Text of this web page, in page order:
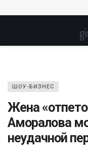
ШОУ-БИЗНЕС
Жена
Аморалова
неудачной